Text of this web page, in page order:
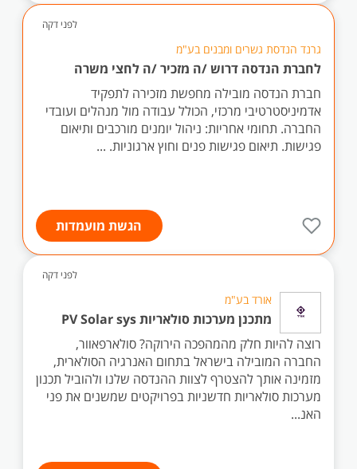
לפני דקה
גרנד הנדסת גשרים ומבנים בע"מ
לחברת הנדסה דרוש /ה מזכיר /ה לחצי משרה
חברת הנדסה מובילה מחפשת מזכירה לתפקיד
אדמיניסטרטיבי מרכזי, הכולל עבודה מול מנהלים ועובדי
החברה. תחומי אחריות: ניהול יומנים מורכבים ותיאום
פגישות. תיאום פגישות פנים וחוץ ארגוניות. ...
הגשת מועמדות
לפני דקה
אורד בע"מ
מתכנן מערכות סולאריות PV Solar sys
רוצה להיות חלק מהמהפכה הירוקה? סולארפאוור,
החברה המובילה בישראל בתחום האנרגיה הסולארית,
מזמינה אותך להצטרף לצוות ההנדסה שלנו ולהוביל תכנון
מערכות סולאריות חדשניות בפרויקטים שמשנים את פני
האנ...